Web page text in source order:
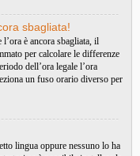
sbagliata!
è ancora sbagliata, il
per calcolare le differenze
dell’ora legale l’ora
un fuso orario diverso per
lingua oppure nessuno lo ha